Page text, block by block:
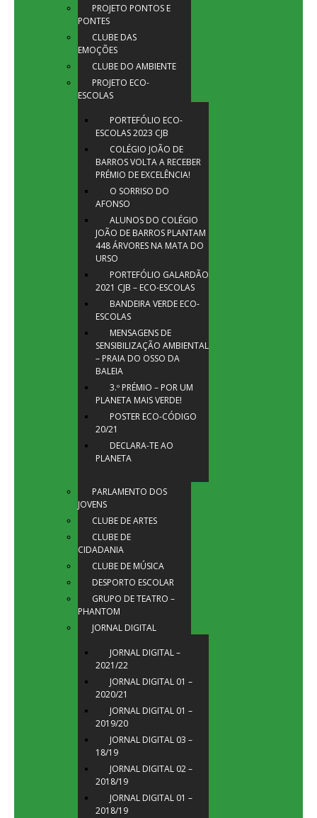
PROJETO PONTOS E
PONTES
CLUBE DAS
EMOÇÕES
CLUBE DO AMBIENTE
PROJETO ECO-
ESCOLAS
PORTEFÓLIO ECO-
ESCOLAS 2023 CJB
COLÉGIO JOÃO DE
BARROS VOLTA A RECEBER
PRÉMIO DE EXCELÊNCIA!
O SORRISO DO
AFONSO
ALUNOS DO COLÉGIO
JOÃO DE BARROS PLANTAM
448 ÁRVORES NA MATA DO
URSO
PORTEFÓLIO GALARDÃO
2021 CJB – ECO-ESCOLAS
BANDEIRA VERDE ECO-
ESCOLAS
MENSAGENS DE
SENSIBILIZAÇÃO AMBIENTAL
– PRAIA DO OSSO DA
BALEIA
3.º PRÉMIO – POR UM
PLANETA MAIS VERDE!
POSTER ECO-CÓDIGO
20/21
DECLARA-TE AO
PLANETA
PARLAMENTO DOS
JOVENS
CLUBE DE ARTES
CLUBE DE
CIDADANIA
CLUBE DE MÚSICA
DESPORTO ESCOLAR
GRUPO DE TEATRO –
PHANTOM
JORNAL DIGITAL
JORNAL DIGITAL –
2021/22
JORNAL DIGITAL 01 –
2020/21
JORNAL DIGITAL 01 –
2019/20
JORNAL DIGITAL 03 –
18/19
JORNAL DIGITAL 02 –
2018/19
JORNAL DIGITAL 01 –
2018/19